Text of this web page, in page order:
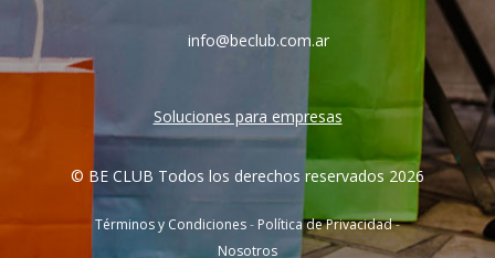
info@beclub.com.ar
Soluciones para empresas
© BE CLUB Todos los derechos reservados 2026
Términos y Condiciones- Política de Privacidad-
Nosotros